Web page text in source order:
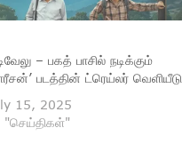
– பகத் பாசில் நடிக்கும்
படத்தின் ட்ரெய்லர் வெளியீடு
15, 2025
"செய்திகள்"